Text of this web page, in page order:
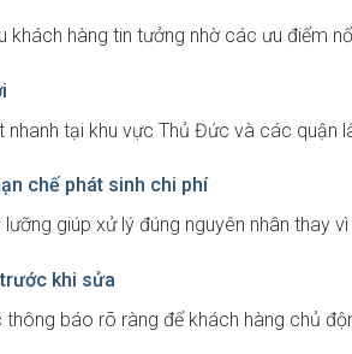
khách hàng tin tưởng nhờ các ưu điểm
nhanh tại khu vực Thủ Đức và các quận
chế phát sinh chi phí
lưỡng giúp xử lý đúng nguyên nhân thay
khi sửa
thông báo rõ ràng để khách hàng chủ